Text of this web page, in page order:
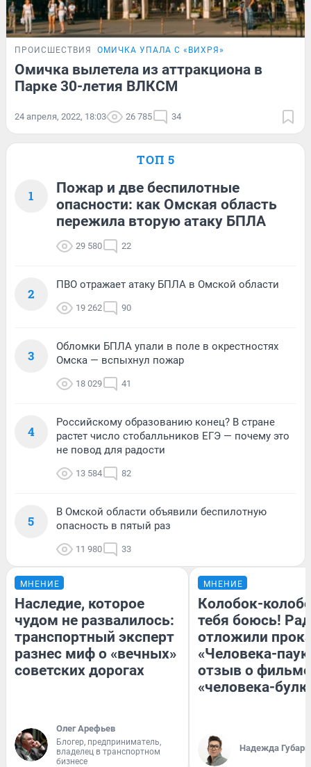
ПРОИСШЕСТВИЯ ОМИЧКА УПАЛА С «ВИХРЯ»
Омичка вылетела из аттракциона в
Парке 30-летия ВЛКСМ
24 апреля, 2022, 18:03 26 785 34
ТОП 5
1
Пожар и две беспилотные
опасности: как Омская область
пережила вторую атаку БПЛА
29 580 22
2
ПВО отражает атаку БПЛА в Омской области
19 262 90
3
Обломки БПЛА упали в поле в окрестностях
Омска — вспыхнул пожар
18 029 41
4
Российскому образованию конец? В стране
растет число стобалльников ЕГЭ — почему это
не повод для радости
13 584 82
5
В Омской области объявили беспилотную
опасность в пятый раз
11 980 33
МНЕНИЕ
Наследие, которое
чудом не развалилось:
транспортный эксперт
разнес миф о «вечных»
советских дорогах
Олег Арефьев
Блогер, предприниматель,
владелец в транспортном
бизнесе
МНЕНИЕ
Колобок-
тебя боюсь!
отложили
«Человека-
отзыв о
«человека-
Надежда Губарь